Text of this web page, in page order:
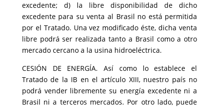
excedente; d) la libre disponibilidad de dicho
excedente para su venta al Brasil no está permitida
por el Tratado. Una vez modificado éste, dicha venta
libre podrá ser realizada tanto a Brasil como a otro
mercado cercano a la usina hidroeléctrica.
CESIÓN DE ENERGÍA. Así como lo establece el
Tratado de la IB en el artículo XIII, nuestro país no
podrá vender libremente su energía excedente ni a
Brasil ni a terceros mercados. Por otro lado, puede